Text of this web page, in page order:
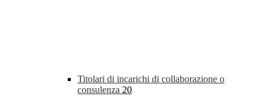
Titolari di incarichi di collaborazione o
consulenza 20